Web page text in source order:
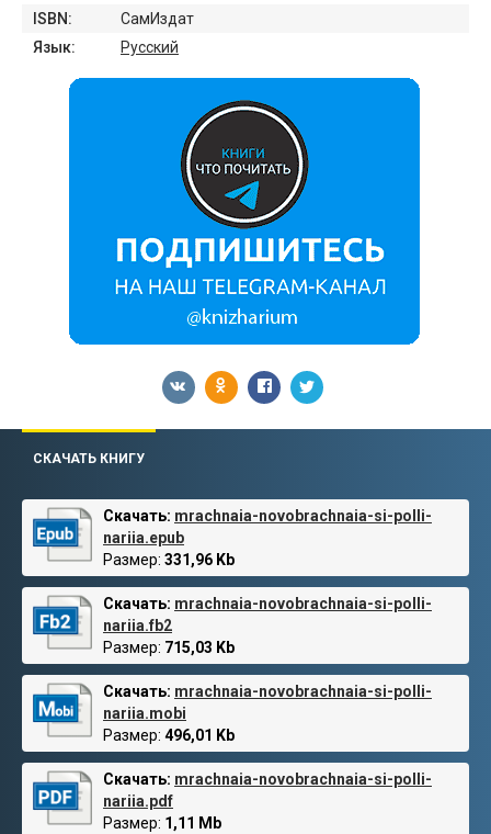
ISBN:
СамИздат
Язык:
Русский
СКАЧАТЬ КНИГУ
Скачать: mrachnaia-novobrachnaia-si-polli-
nariia.epub
Размер: 331,96 Kb
Скачать: mrachnaia-novobrachnaia-si-polli-
nariia.fb2
Размер: 715,03 Kb
Скачать: mrachnaia-novobrachnaia-si-polli-
nariia.mobi
Размер: 496,01 Kb
Скачать: mrachnaia-novobrachnaia-si-polli-
nariia.pdf
Размер: 1,11 Mb